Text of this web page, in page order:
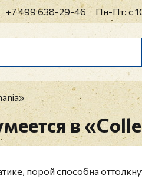
+7 499 638-29-46 Пн-Пт: с
в
порой способна